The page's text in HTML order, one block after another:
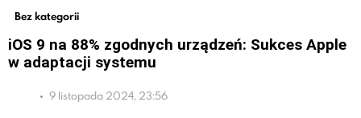
Bez kategorii
iOS 9 na 88% zgodnych urządzeń: Sukces Apple
w adaptacji systemu
9 listopada 2024, 23:56